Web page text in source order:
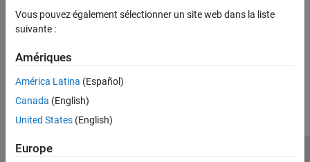
Vous pouvez également sélectionner un site web dans la liste
suivante :
Amériques
América Latina (Español)
Canada (English)
United States (English)
Europe